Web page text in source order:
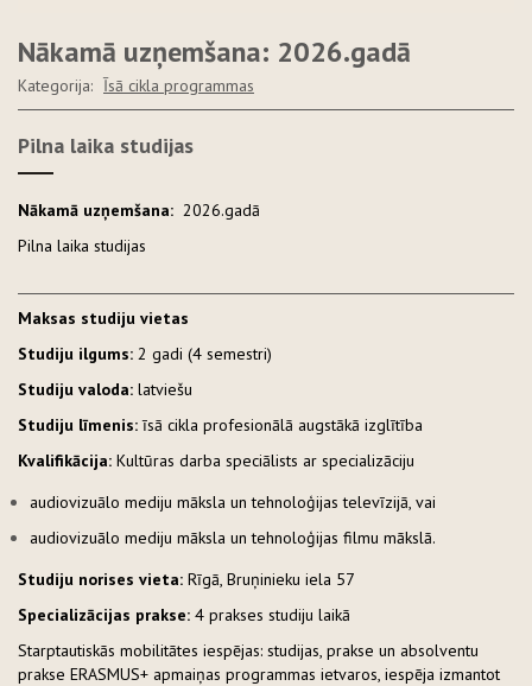
Nākamā uzņemšana: 2026.gadā
Kategorija: Īsā cikla programmas
Pilna laika studijas
Nākamā uzņemšana: 2026.gadā
Pilna laika studijas
Maksas studiju vietas
Studiju ilgums: 2 gadi (4 semestri)
Studiju valoda: latviešu
Studiju līmenis:īsā cikla profesionālā augstākā izglītība
Kvalifikācija: Kultūras darba speciālists ar specializāciju
audiovizuālo mediju māksla un tehnoloģijas televīzijā, vai
audiovizuālo mediju māksla un tehnoloģijas filmu mākslā.
Studiju norises vieta: Rīgā, Bruņinieku iela 57
Specializācijas prakse: 4 prakses studiju laikā
Starptautiskās mobilitātes iespējas: studijas, prakse un absolventu
prakse ERASMUS+ apmaiņas programmas ietvaros, iespēja izmantot